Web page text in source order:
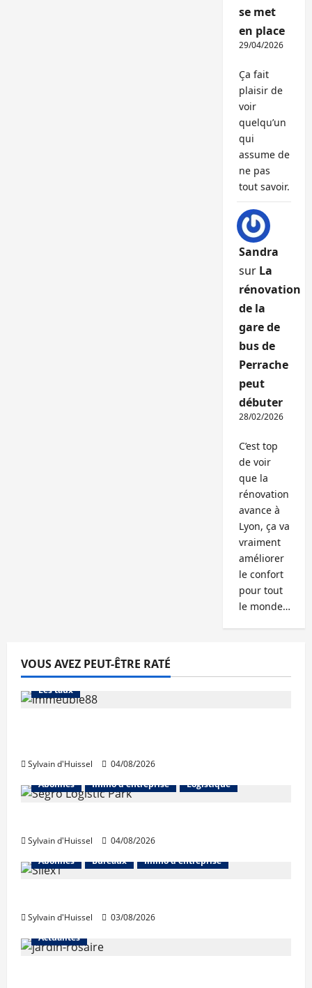
se met
en place
29/04/2026
Ça fait
plaisir de
voir
quelqu’un
qui
assume de
ne pas
tout savoir.
Sandra
sur La
rénovation
de la
gare de
bus de
Perrache
peut
débuter
28/02/2026
C’est top
de voir
que la
rénovation
avance à
Lyon, ça va
vraiment
améliorer
le confort
pour tout
le monde…
VOUS AVEZ PEUT-ÊTRE RATÉ
Abonnés Financement
L'avis des courtiers
Les taux
Sylvain d'Huissel
04/08/2026
Abonnés
Immo d'entreprise Logistique
Sylvain d'Huissel
04/08/2026
Abonnés
Bureaux Immo d'entreprise
Sylvain d'Huissel
03/08/2026
Actualités